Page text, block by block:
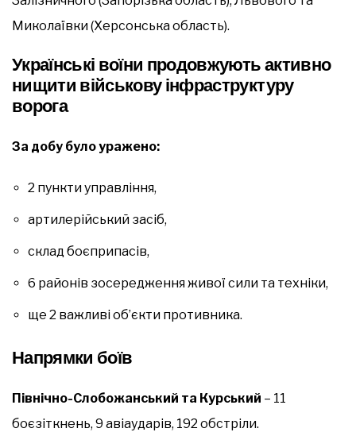
Миколаївки (Херсонська область).
Українські воїни продовжують активно
нищити військову інфраструктуру
ворога
За добу було уражено:
2 пункти управління,
артилерійський засіб,
склад боєприпасів,
6 районів зосередження живої сили та техніки,
ще 2 важливі об’єкти противника.
Напрямки боїв
Північно-Слобожанський та Курський – 11
боєзіткнень, 9 авіаударів, 192 обстріли.